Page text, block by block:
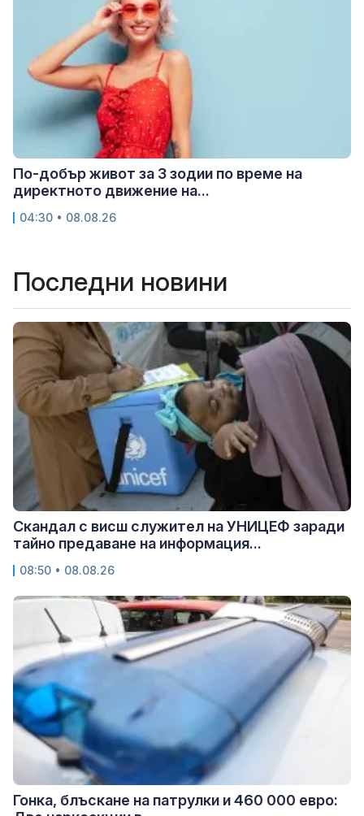
По-добър живот за 3 зодии по време на
директното движение на...
04:30 • 08.08.26
Последни новини
Скандал с висш служител на УНИЦЕФ заради
тайно предаване на информация...
08:50 • 08.08.26
Гонка, блъскане на патрулки и 460 000 евро: